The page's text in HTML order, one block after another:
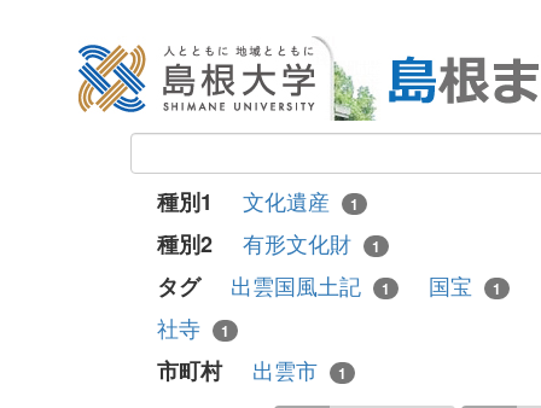
種別1 文化遺産 1
種別2 有形文化財 1
タグ 出雲国風土記 1 国宝 1
社寺
1
市町村 出雲市 1